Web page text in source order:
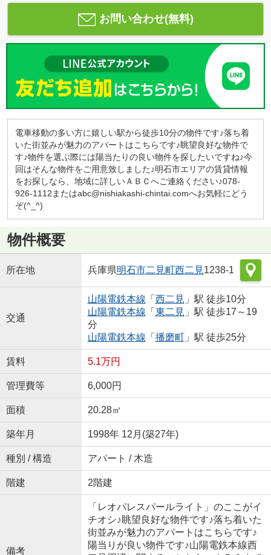
お問い合わせ(無料)
電車移動の多い方に嬉しい駅から徒歩10分の物件です♪落ち着
いた街並みが魅力のアパートはこちらです♪眺望良好な物件で
す♪物件を選ぶ際には陽当たりの良い物件を探したいですね♪今
回はそんな物件をご用意致しました♪明石市エリアの賃貸情報
をお探しなら、地域に詳しいＡＢＣへご連絡ください♪078-
926-1112またはabc@nishiakashi-chintai.comへお気軽にどう
ぞ(^_^)
物件概要
所在地 兵庫県明石市二見町西二見1238-1
交通
山陽電鉄本線 「 西二見 」駅 徒歩10分
山陽電鉄本線 「 東二見 」駅 徒歩17～19
分
山陽電鉄本線 「 播磨町」駅 徒歩25分
賃料 5.1万円
管理費等 6,000円
面積 20.28㎡
築年月 1998年 12月(築27年)
種別 / 構造 アパート / 木造
階建 2階建
備考
「レオパレスパールライト」のここがイ
チオシ♪眺望良好な物件です♪落ち着いた
街並みが魅力のアパートはこちらです♪
陽当りが良い物件です♪山陽電鉄本線西